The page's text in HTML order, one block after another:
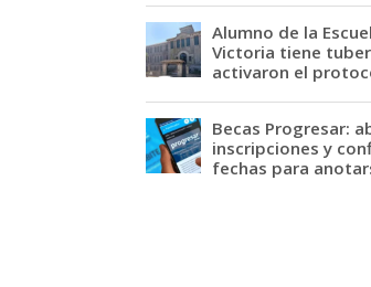
Alumno de la
Victoria tiene
activaron el
Becas Progresar:
inscripciones y
fechas para